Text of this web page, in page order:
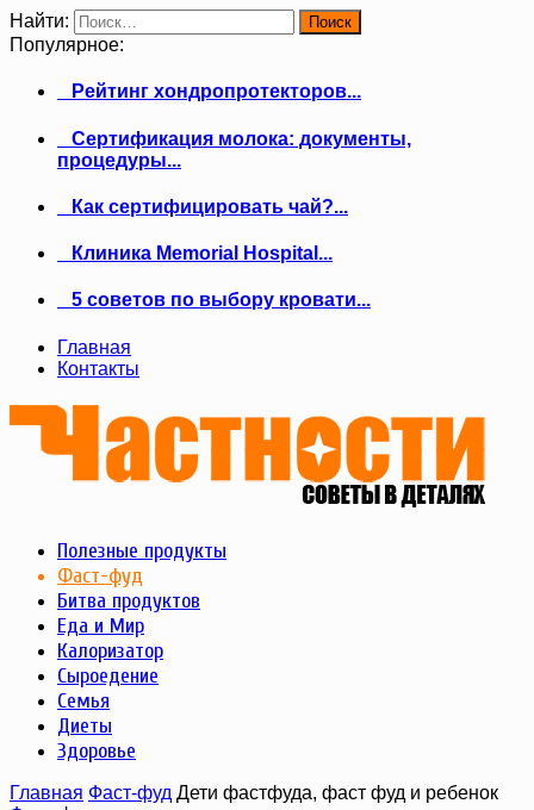
Найти:
Популярное:
Рейтинг хондропротекторов...
Сертификация молока: документы,
процедуры...
Как сертифицировать чай?...
Клиника Memorial Hospital...
5 советов по выбору кровати...
Главная
Контакты
Полезные продукты
Фаст-фуд
Битва продуктов
Еда и Мир
Калоризатор
Сыроедение
Семья
Диеты
Здоровье
Главная Фаст-фуд Дети фастфуда, фаст фуд и ребенок